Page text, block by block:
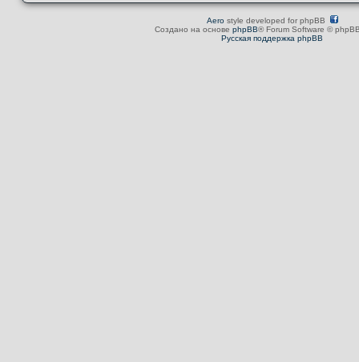
Aerostyle developed for phpBB
Создано на основе phpBB® Forum Software ©
Русская поддержка phpBB